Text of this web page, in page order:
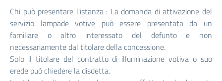
Chi può presentare l'istanza : La domanda di attivazione del
servizio lampade votive può essere presentata da un
familiare o altro interessato del defunto e non
necessariamente dal titolare della concessione.
Solo il titolare del contratto di illuminazione votiva o suo
erede può chiedere la disdetta.